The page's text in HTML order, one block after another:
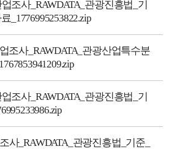
조사_RAWDATA_관광진흥법_기
_1776995253822.zip
조사_RAWDATA_관광산업특수분
조사_RAWDATA_관광진흥법_기
사_RAWDATA_관광진흥법_기준_